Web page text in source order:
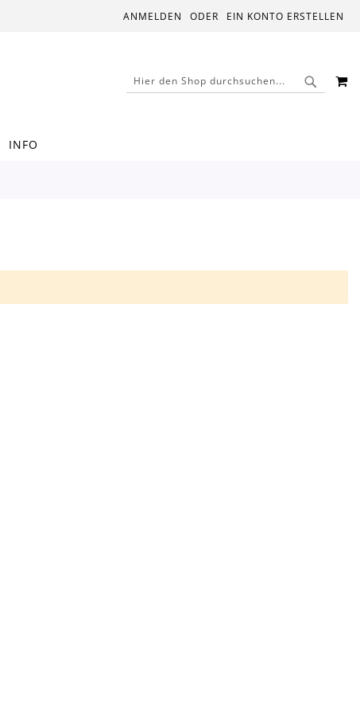
ANMELDEN EIN KONTO ERSTELLEN
SUCHE
INFO